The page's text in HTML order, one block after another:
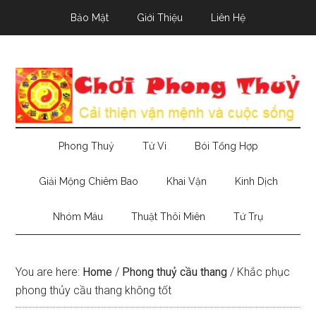
Bảo Mật Giới Thiệu Liên Hệ
Phong Thuỷ Tử Vi Bói Tổng Hợp
Giải Mộng Chiêm Bao Khai Vận Kinh Dịch
Nhóm Máu Thuật Thôi Miên Tứ Trụ
You are here: Home / Phong thuỷ cầu thang / Khắc phục
phong thủy cầu thang không tốt